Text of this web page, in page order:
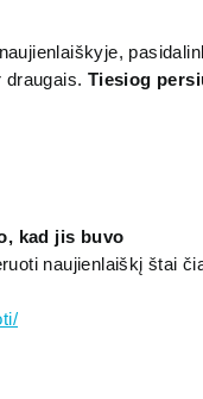
draugais. Tiesiog
kad jis buvo
naujienlaiškį štai